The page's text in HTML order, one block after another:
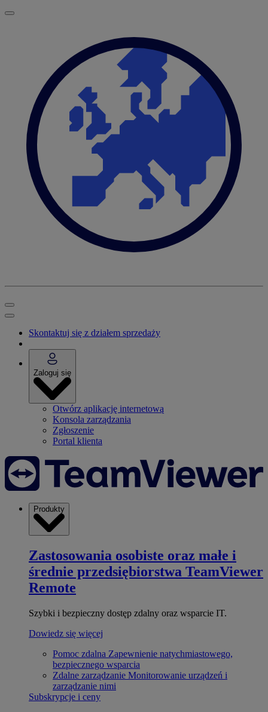
Skontaktuj się z działem sprzedaży
Zaloguj się
Otwórz aplikację internetową
Konsola zarządzania
Zgłoszenie
Portal klienta
Produkty
Zastosowania osobiste oraz małe i
średnie przedsiębiorstwa TeamViewer
Remote
Szybki i bezpieczny dostęp zdalny oraz wsparcie IT.
Dowiedz się więcej
Pomoc zdalna Zapewnienie natychmiastowego,
bezpiecznego wsparcia
Zdalne zarządzanie Monitorowanie urządzeń i
zarządzanie nimi
Subskrypcje i ceny